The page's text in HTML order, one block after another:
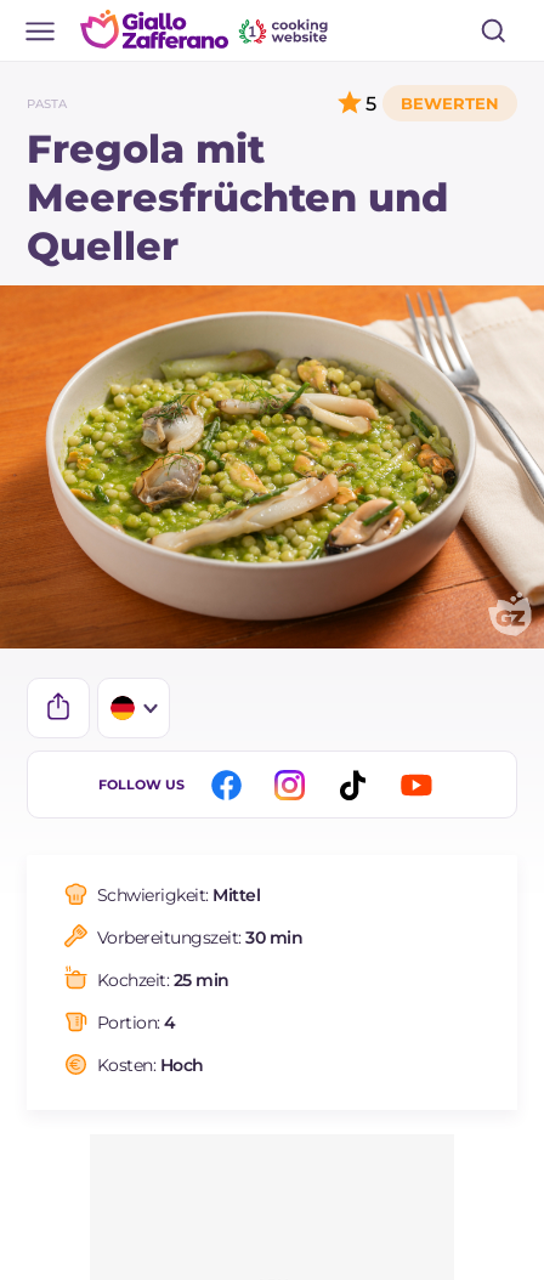
PASTA
Fregola mit
Meeresfrüchten und
Queller
5
IT
ES
BR
NL
FOLLOW US
Schwierigkeit: Mittel
Vorbereitungszeit:30 min
Kochzeit:25 min
Portion:4
Kosten: Hoch